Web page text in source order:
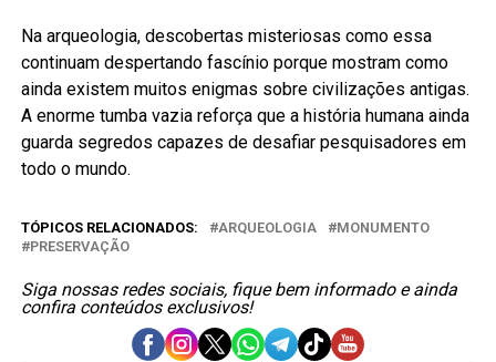
Na arqueologia, descobertas misteriosas como essa
continuam despertando fascínio porque mostram como
ainda existem muitos enigmas sobre civilizações antigas.
A enorme tumba vazia reforça que a história humana ainda
guarda segredos capazes de desafiar pesquisadores em
todo o mundo.
TÓPICOS RELACIONADOS: ARQUEOLOGIA
MONUMENTO
PRESERVAÇÃO
Siga nossas redes sociais, fique bem informado e ainda
confira conteúdos exclusivos!